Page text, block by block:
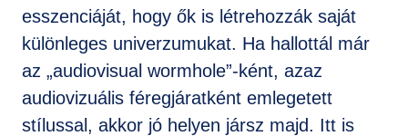
esszenciáját, hogy ők is létrehozzák saját
különleges univerzumukat. Ha hallottál már
az „audiovisual wormhole”-ként, azaz
audiovizuális féregjáratként emlegetett
stílussal, akkor jó helyen jársz majd. Itt is